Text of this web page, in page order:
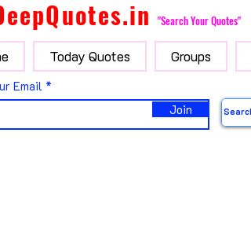
"Search Your Quotes"
Today Quotes Groups
Email
Join